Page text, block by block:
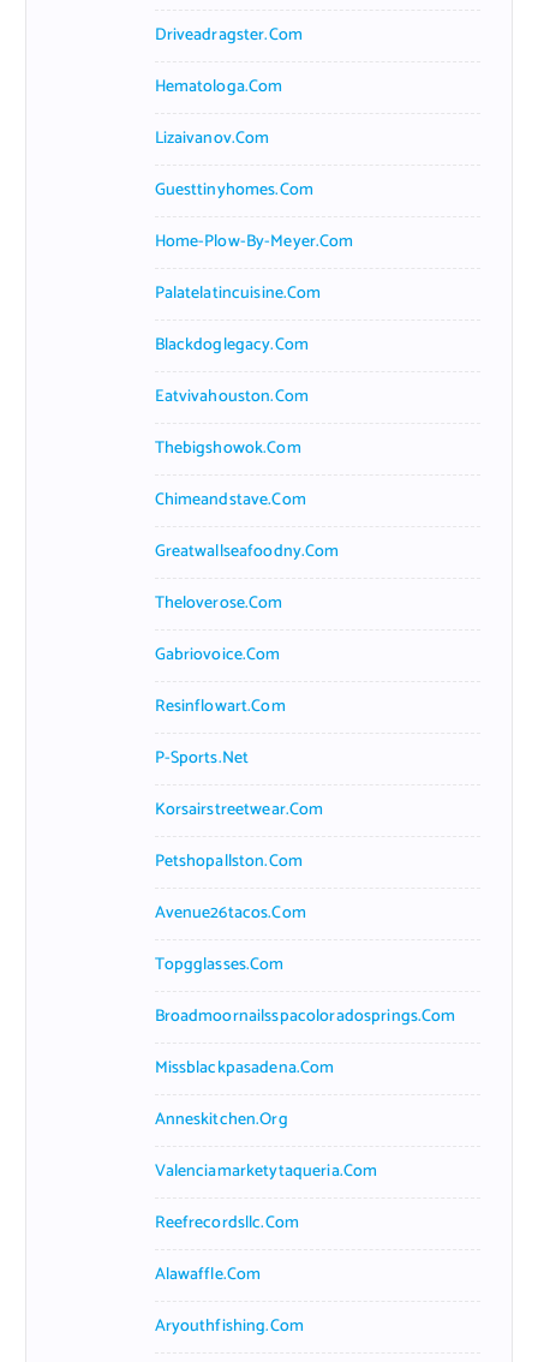
Driveadragster.com
Hematologa.com
Lizaivanov.com
Guesttinyhomes.com
Home-Plow-By-Meyer.com
Palatelatincuisine.com
Blackdoglegacy.com
Eatvivahouston.com
Thebigshowok.com
Chimeandstave.com
Greatwallseafoodny.com
Theloverose.com
Gabriovoice.com
Resinflowart.com
P-Sports.net
Korsairstreetwear.com
Petshopallston.com
Avenue26tacos.com
Topgglasses.com
Broadmoornailsspacoloradosprings.com
Missblackpasadena.com
Anneskitchen.org
Valenciamarketytaqueria.com
Reefrecordsllc.com
Alawaffle.com
Aryouthfishing.com